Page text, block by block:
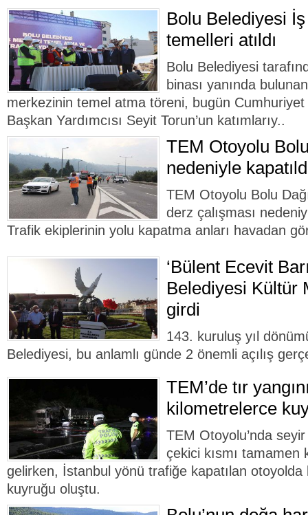
Bolu Belediyesi
temelleri atıldı
Bolu Belediyesi
binası yanında
merkezinin temel atma töreni, bugün
Başkan Yardımcısı Seyit Torun’un katımlarıy..
TEM Otoyolu
nedeniyle
TEM Otoyolu Bolu
derz çalışması
Trafik ekiplerinin yolu kapatma anları havadan
‘Bülent Ecevit
Belediyesi Kültür
girdi
143. kuruluş yıl
Belediyesi, bu anlamlı günde 2 önemli açılış
TEM’de tır
kilometrelerce
TEM Otoyolu’nda
çekici kısmı tamamen
gelirken, İstanbul yönü trafiğe kapatılan
kuyruğu oluştu.